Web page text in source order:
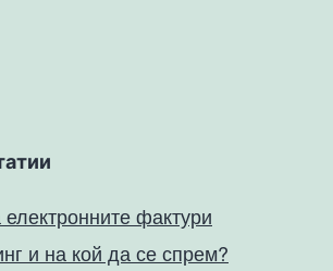
фактури
и на кой да се спрем?